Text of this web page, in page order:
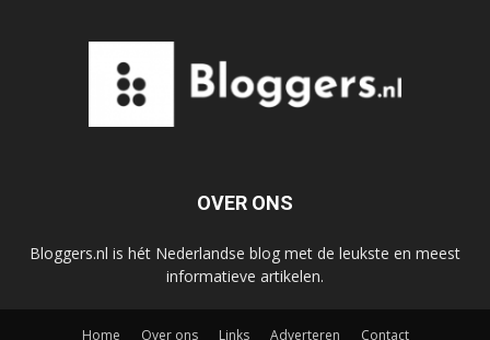
OVER ONS
Bloggers.nl is hét Nederlandse blog met de leukste en meest
informatieve artikelen.
Home Over ons Links Adverteren Contact